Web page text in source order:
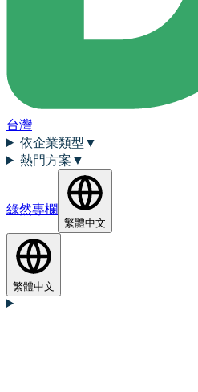
台灣
依企業類型 ▼
熱門方案 ▼
綠然專欄
繁體中文
繁體中文